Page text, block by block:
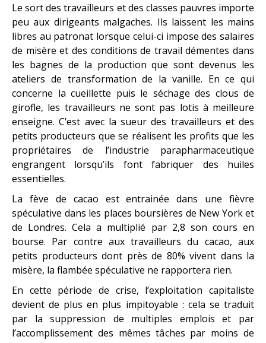
Le sort des travailleurs et des classes pauvres importe
peu aux dirigeants malgaches. Ils laissent les mains
libres au patronat lorsque celui-ci impose des salaires
de misère et des conditions de travail démentes dans
les bagnes de la production que sont devenus les
ateliers de transformation de la vanille. En ce qui
concerne la cueillette puis le séchage des clous de
girofle, les travailleurs ne sont pas lotis à meilleure
enseigne. C’est avec la sueur des travailleurs et des
petits producteurs que se réalisent les profits que les
propriétaires de l’industrie parapharmaceutique
engrangent lorsqu’ils font fabriquer des huiles
essentielles.
La fève de cacao est entrainée dans une fièvre
spéculative dans les places boursières de New York et
de Londres. Cela a multiplié par 2,8 son cours en
bourse. Par contre aux travailleurs du cacao, aux
petits producteurs dont près de 80% vivent dans la
misère, la flambée spéculative ne rapportera rien.
En cette période de crise, l’exploitation capitaliste
devient de plus en plus impitoyable : cela se traduit
par la suppression de multiples emplois et par
l’accomplissement des mêmes tâches par moins de